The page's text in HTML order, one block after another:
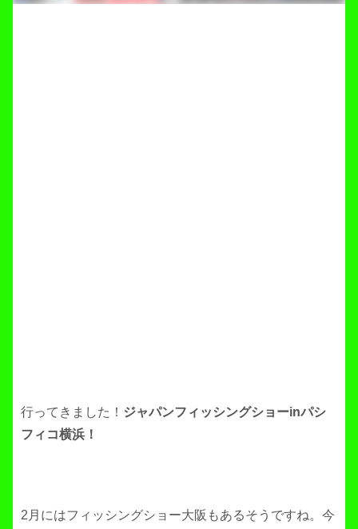
行ってきました！ ジャパンフィッシングショーinパシ
フィコ横浜！
2月にはフィッシングショー大阪もあるそうですね。今